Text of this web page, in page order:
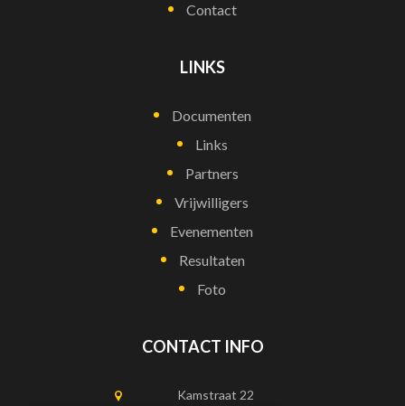
Contact
LINKS
Documenten
Links
Partners
Vrijwilligers
Evenementen
Resultaten
Foto
CONTACT INFO
Kamstraat 22